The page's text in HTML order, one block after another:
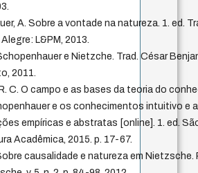
A. Sobre a vontade na natureza. 1. ed.
L&PM, 2013.
e Nietzche. Trad. César
2011.
C. O campo e as bases da teoria do
e os conhecimentos intuitivo e
empíricas e abstratas [online]. 1. ed.
Acadêmica, 2015. p. 17-67.
causalidade e natureza em